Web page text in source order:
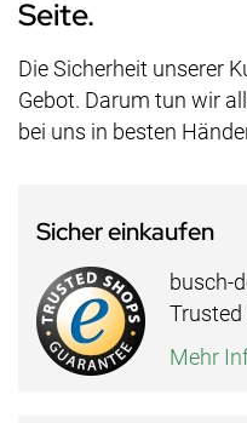
Seite.
Die Sicherheit unserer
Gebot. Darum tun wir
bei uns in besten
Sicher einkaufen
busch-
Mehr